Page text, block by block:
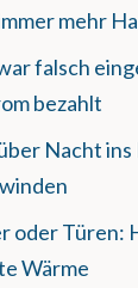
mehr
falsch
bezahlt
Nacht ins
oder Türen:
Wärme